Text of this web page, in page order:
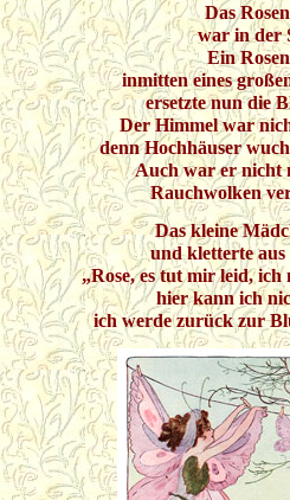
Das
war in der
Ein
inmitten eines
ersetzte nun die
Der Himmel war
denn Hochhäuser
Auch war er nicht
Rauchwolken
Das kleine
und kletterte aus
„Rose, es tut mir leid, ich
hier kann ich
ich werde zurück zur